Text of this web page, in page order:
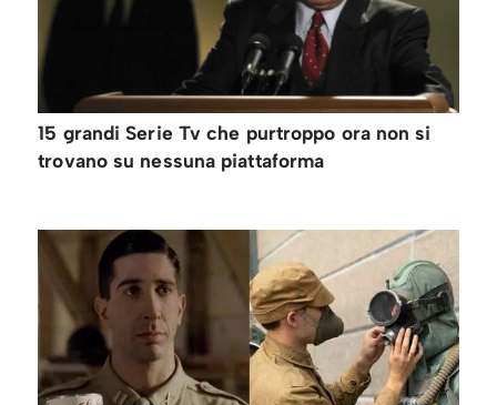
15 grandi Serie Tv che purtroppo ora non si
trovano su nessuna piattaforma